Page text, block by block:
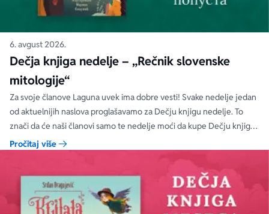
6. avgust 2026.
Dečja knjiga nedelje – „Rečnik slovenske
mitologije“
Za svoje članove Laguna uvek ima dobre vesti! Svake nedelje jedan
od aktuelnijih naslova proglašavamo za Dečju knjigu nedelje. To
znači da će naši članovi samo te nedelje moći da kupe Dečju knjigu
nedelje sa specijalnim DODATNIM popustom od 30%.
Pročitaj više